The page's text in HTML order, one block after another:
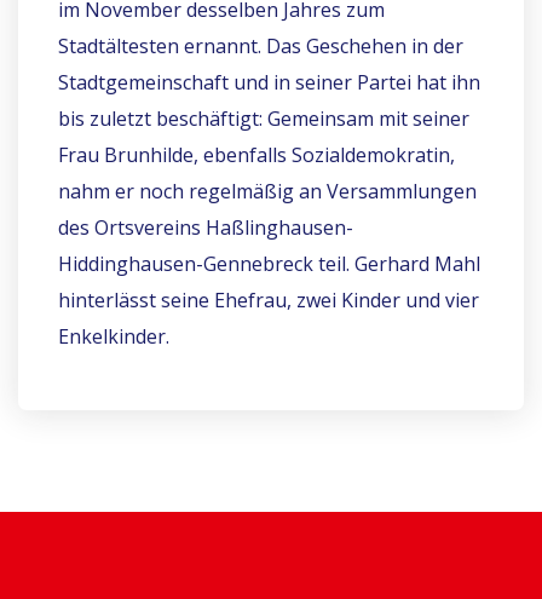
im November desselben Jahres zum
Stadtältesten ernannt. Das Geschehen in der
Stadtgemeinschaft und in seiner Partei hat ihn
bis zuletzt beschäftigt: Gemeinsam mit seiner
Frau Brunhilde, ebenfalls Sozialdemokratin,
nahm er noch regelmäßig an Versammlungen
des Ortsvereins Haßlinghausen-
Hiddinghausen-Gennebreck teil. Gerhard Mahl
hinterlässt seine Ehefrau, zwei Kinder und vier
Enkelkinder.